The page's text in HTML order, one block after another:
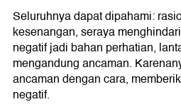
Seluruhnya dapat dipahami:
kesenangan, seraya
negatif jadi bahan perhatian,
mengandung ancaman.
ancaman dengan cara,
negatif.